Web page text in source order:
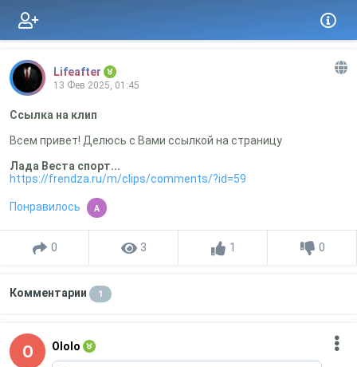
Lifeafter
13 Фев 2025, 01:45
Ссылка на клип
Всем привет! Делюсь с Вами ссылкой на страницу
Лада Веста спорт...
https://frendza.ru/m/clips/comments/?id=59
Понравилось A
0 3 1 0
Комментарии 1
O Ololo